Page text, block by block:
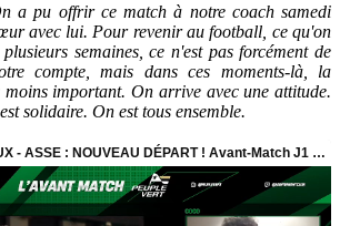
a pu offrir ce match à notre coach samedi
avec lui. Pour revenir au football, ce qu'on
semaines, ce n'est pas forcément de
compte, mais dans ces moments-là, la
moins important. On arrive avec une attitude.
solidaire. On est tous ensemble.